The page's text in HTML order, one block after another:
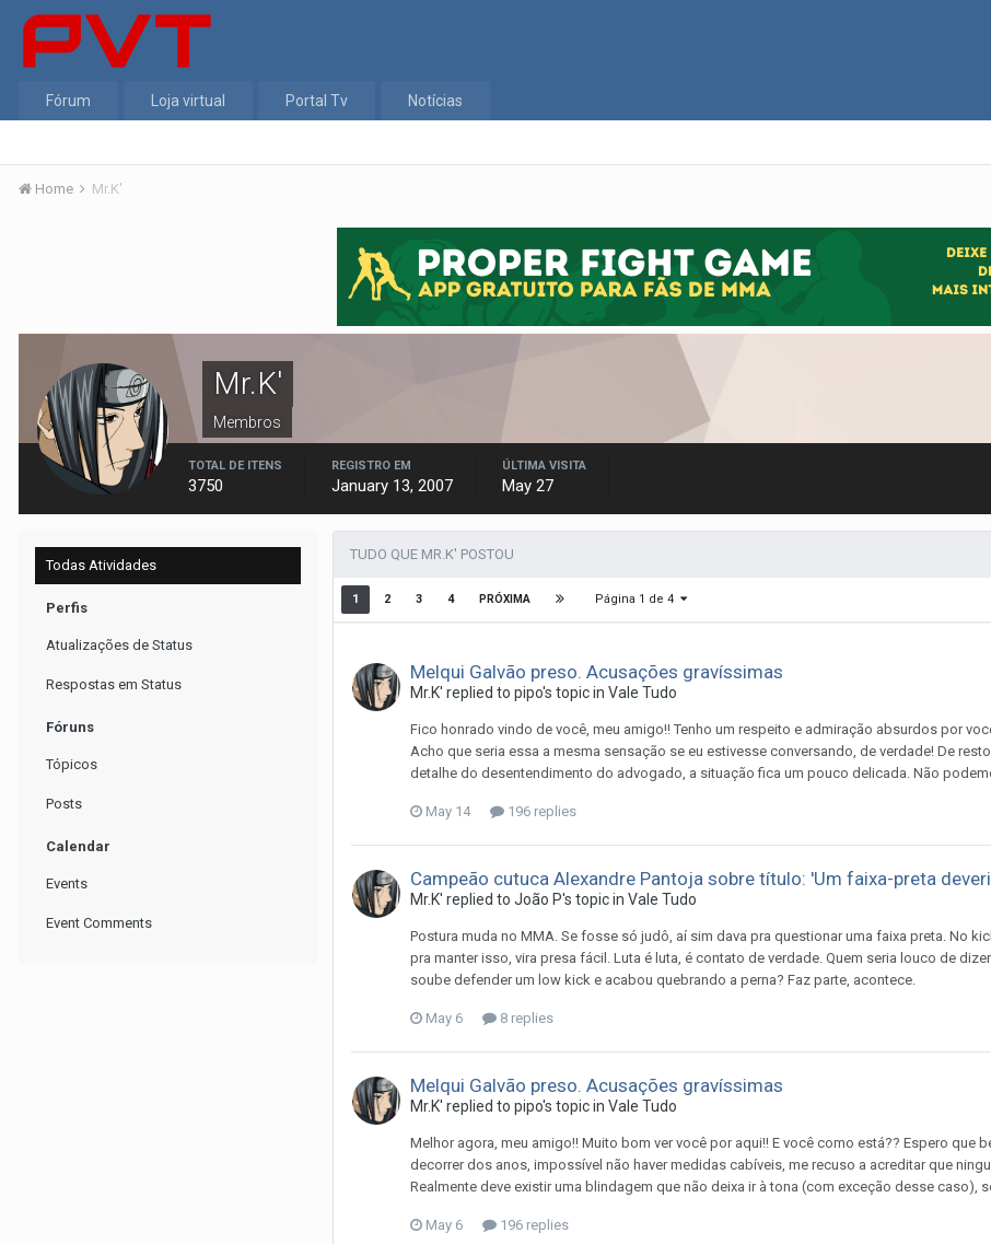
Fórum Loja virtual Portal Tv Notícias
Home Mr.K'
Mr.K'
Membros
TOTAL DE ITENS
3750
REGISTRO EM
January 13, 2007
ÚLTIMA VISITA
May 27
Todas Atividades
Perfis
Atualizações de Status
Respostas em Status
Fóruns
Tópicos
Posts
Calendar
Events
Event Comments
TUDO QUE MR.K' POSTOU
1 2 3 4 PRÓXIMA Página 1 de 4
Melqui Galvão preso. Acusações gravíssimas
Mr.K' replied to pipo's topic in Vale Tudo
Fico honrado vindo de você, meu amigo!! Tenho um respeito e admiração absurdos por
Acho que seria essa a mesma sensação se eu estivesse conversando, de verdade! De
detalhe do desentendimento do advogado, a situação fica um pouco delicada. Não
May 14 196 replies
Campeão cutuca Alexandre Pantoja sobre título: 'Um faixa-preta
Mr.K' replied to João P's topic in Vale Tudo
Postura muda no MMA. Se fosse só judô, aí sim dava pra questionar uma faixa preta. No
pra manter isso, vira presa fácil. Luta é luta, é contato de verdade. Quem seria louco de
soube defender um low kick e acabou quebrando a perna? Faz parte, acontece.
May 6 8 replies
Melqui Galvão preso. Acusações gravíssimas
Mr.K' replied to pipo's topic in Vale Tudo
Melhor agora, meu amigo!! Muito bom ver você por aqui!! E você como está?? Espero
decorrer dos anos, impossível não haver medidas cabíveis, me recuso a acreditar que
Realmente deve existir uma blindagem que não deixa ir à tona (com exceção desse caso),
May 6 196 replies